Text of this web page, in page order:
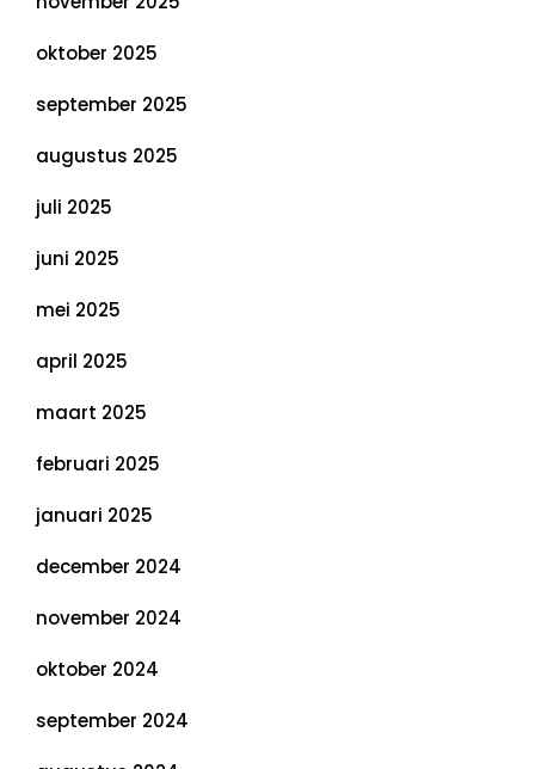
oktober 2025
september 2025
augustus 2025
juli 2025
juni 2025
mei 2025
april 2025
maart 2025
februari 2025
januari 2025
december 2024
november 2024
oktober 2024
september 2024